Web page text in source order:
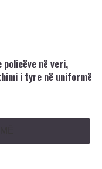
policëve në veri,
i tyre në uniformë